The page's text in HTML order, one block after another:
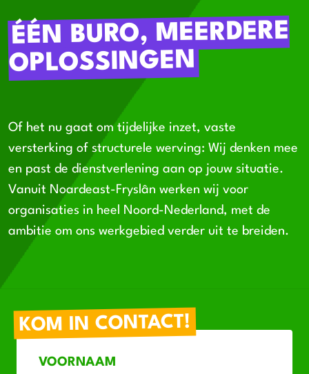
ÉÉN BURO, MEERDERE
OPLOSSINGEN
Of het nu gaat om tijdelijke inzet, vaste
versterking of structurele werving: Wij denken mee
en past de dienstverlening aan op jouw situatie.
Vanuit Noardeast-Fryslân werken wij voor
organisaties in heel Noord-Nederland, met de
ambitie om ons werkgebied verder uit te breiden.
KOM IN CONTACT!
VOORNAAM